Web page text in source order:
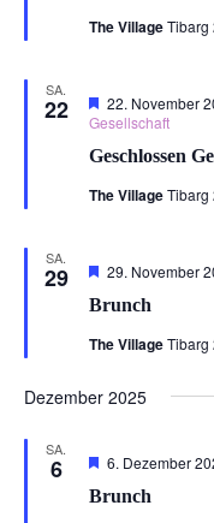
The VillageTibarg
SA.
22
Geschlossen
Hervorgehoben
22. November
Gesellschaft
The VillageTibarg
SA.
29
Brunch
Hervorgehoben
29. November
The VillageTibarg
Dezember 2025
SA.
6
Brunch
Hervorgehoben
6. Dezember